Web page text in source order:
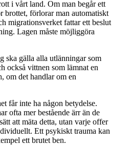
i vårt land. Om man begår ett
brottet, förlorar man automatiskt
migrationsverket fattar ett beslut
Lagen måste möjliggöra
ska gälla alla utlänningar som
också vittnen som lämnat en
om det handlar om en
får inte ha någon betydelse.
ofta mer bestående ärr än de
att mäta detta, utan varje offer
Ett psykiskt trauma kan
ett brutet ben.